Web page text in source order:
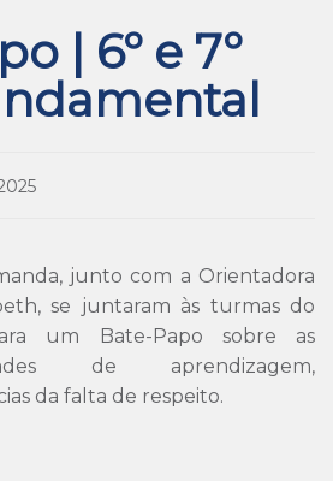
| 6º e 7º
junto com a Orientadora
se juntaram às turmas do
um Bate-Papo sobre as
de aprendizagem,
da falta de respeito.